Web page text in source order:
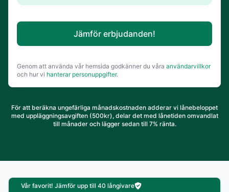
Jämför erbjudanden!
Genom att använda vår hemsida godkänner du våra användarvillkor
och hur vi hanterar personuppgifter.
För att beräkna ungefärliga månadskostnaden adderar vi lånebeloppet
med uppläggningsavgiften (500kr), delar det med lånetiden omvandlat
till månader och lägger sedan till 7% ränta.
Vår favorit! Jämför upp till 40 långivare